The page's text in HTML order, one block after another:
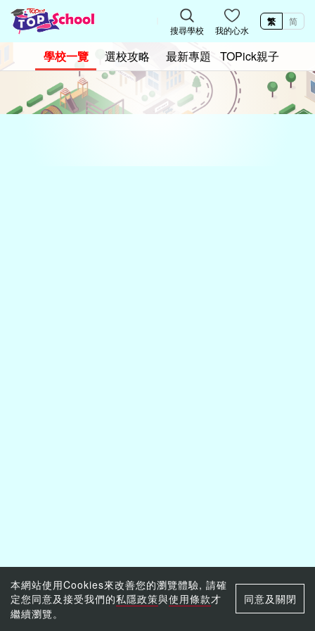
搜尋學校 我的心水
繁 简
學校一覽 選校攻略 最新專題 TOPick親子
本網站使用Cookies來改善您的瀏覽體驗, 請確
定您同意及接受我們的私隱政策與使用條款才
繼續瀏覽。
同意及關閉